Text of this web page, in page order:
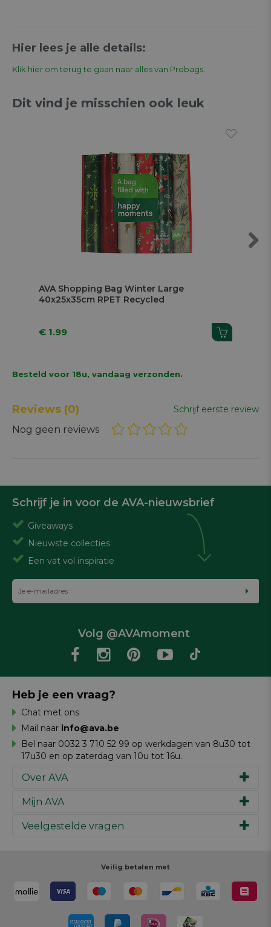
Hier lees je alle details:
Klik hier om terug te gaan naar alles van Probags.
Dit vind je misschien ook leuk
AVA Shopping Bag Winter Large
40x25x35cm RPET Recycled
€ 1.99
Besteld voor 18u, vandaag verzonden.
Reviews (0) Schrijf eerste review
Nog geen reviews
Schrijf je in voor de AVA-nieuwsbrief
Giveaways
Nieuwste collecties
Een vat vol inspiratie
Volg @AVAmoment
Over AVA
Ons verhaal
Werken bij AVA
Mijn AVA
Inspiratie
Review schrijven
Veelgestelde vragen
Je retour
Terugroepacties
Heb je een vraag?
Chat met ons
Mail naar info@ava.be
Bel naar 0032 3 710 52 99 op werkdagen van 8u30 tot
17u30 en op zaterdag van 10u tot 16u.
Veilig betalen met